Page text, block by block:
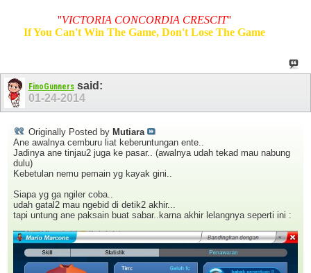
''VICTORIA CONCORDIA CRESCIT''
If You Can't Win The Game, Don't Lose The Game
FinoGunnerssaid:
01-24-2014
Originally Posted by Mutiara
Ane awalnya cemburu liat keberuntungan ente..
Jadinya ane tinjau2 juga ke pasar.. (awalnya udah tekad mau nabung
dulu)
Kebetulan nemu pemain yg kayak gini..
Siapa yg ga ngiler coba..
udah gatal2 mau ngebid di detik2 akhir...
tapi untung ane paksain buat sabar..karna akhir lelangnya seperti ini :